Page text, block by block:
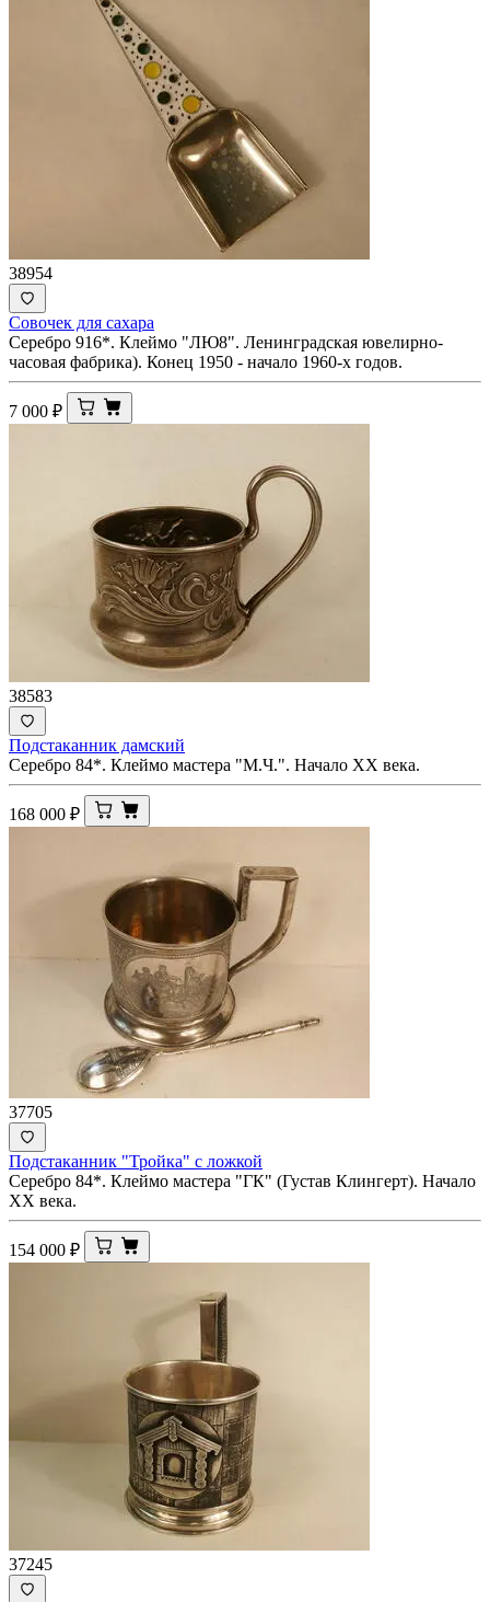
38954
Совочек для сахара
Серебро 916*. Клеймо "ЛЮ8". Ленинградская ювелирно-
часовая фабрика). Конец 1950 - начало 1960-х годов.
7 000 ₽
38583
Подстаканник дамский
Серебро 84*. Клеймо мастера "М.Ч.". Начало ХХ века.
168 000 ₽
37705
Подстаканник "Тройка" с ложкой
Серебро 84*. Клеймо мастера "ГК" (Густав Клингерт). Начало
ХХ века.
154 000 ₽
37245